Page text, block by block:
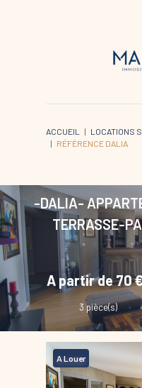
ACCUEIL LOCATIONS
RÉFÉRENCE DALIA
-DALIA-
TERRASSE-
A partir de 70
3 pièce(s) •
A Louer